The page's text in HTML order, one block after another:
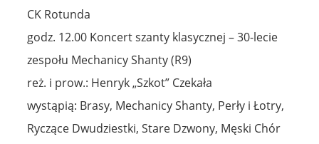
CK Rotunda
godz. 12.00 Koncert szanty klasycznej – 30-lecie
zespołu Mechanicy Shanty (R9)
reż. i prow.: Henryk „Szkot” Czekała
wystąpią: Brasy, Mechanicy Shanty, Perły i Łotry,
Ryczące Dwudziestki, Stare Dzwony, Męski Chór